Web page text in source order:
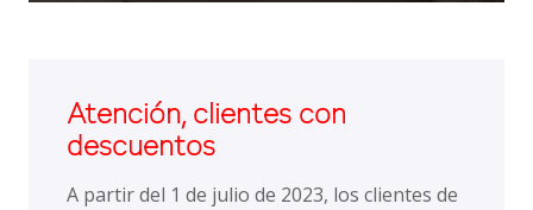
Atención, clientes con
descuentos
A partir del 1 de julio de 2023, los clientes de